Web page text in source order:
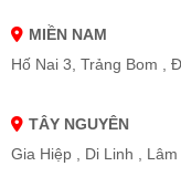
MIỀN NAM
Hố Nai 3, Trảng Bom ,
TÂY NGUYÊN
Gia Hiệp , Di Linh ,